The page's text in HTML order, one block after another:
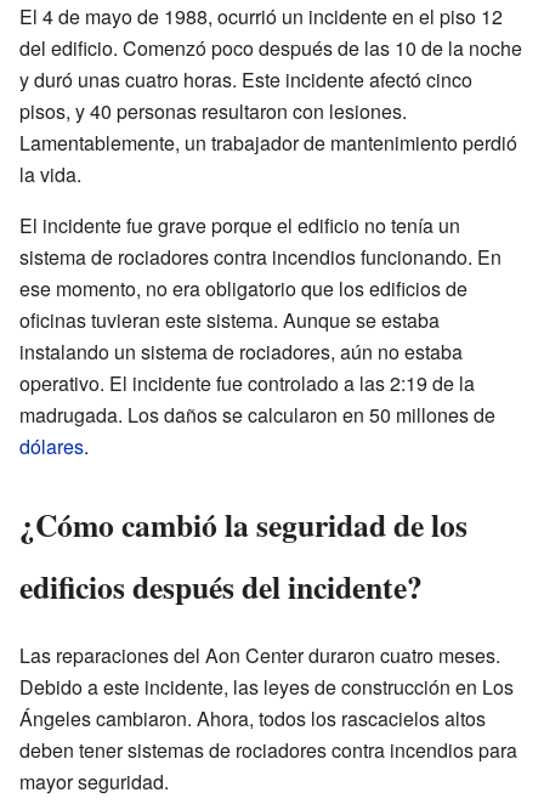
El 4 de mayo de 1988, ocurrió un incidente en el piso 12
del edificio. Comenzó poco después de las 10 de la noche
y duró unas cuatro horas. Este incidente afectó cinco
pisos, y 40 personas resultaron con lesiones.
Lamentablemente, un trabajador de mantenimiento perdió
la vida.
El incidente fue grave porque el edificio no tenía un
sistema de rociadores contra incendios funcionando. En
ese momento, no era obligatorio que los edificios de
oficinas tuvieran este sistema. Aunque se estaba
instalando un sistema de rociadores, aún no estaba
operativo. El incidente fue controlado a las 2:19 de la
madrugada. Los daños se calcularon en 50 millones de
dólares.
¿Cómo cambió la seguridad de los
edificios después del incidente?
Las reparaciones del Aon Center duraron cuatro meses.
Debido a este incidente, las leyes de construcción en Los
Ángeles cambiaron. Ahora, todos los rascacielos altos
deben tener sistemas de rociadores contra incendios para
mayor seguridad.